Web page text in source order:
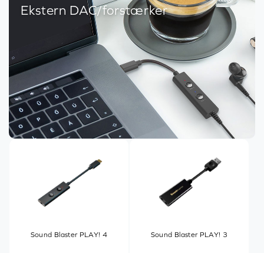
Ekstern DAC/forstærker
Sound Blaster PLAY! 4 Sound Blaster PLAY! 3